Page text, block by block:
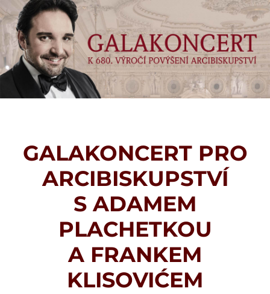
GALAKONCERT PRO
ARCIBISKUPSTVÍ
S ADAMEM
PLACHETKOU
A FRANKEM
KLISOVIĆEM